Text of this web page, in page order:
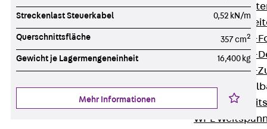
LGG
LGGS
Kabelleitern-
Kabelleitern-
Kabelleitern-
Zurück
WPL
Streckenlast Steuerkabel 0,52 kN/m
Querschnittsfläche 357 cm2
Gewicht je Lagermengeneinheit 16,400 kg
Mehr Informationen